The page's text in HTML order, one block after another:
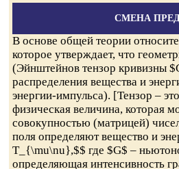
СМЕНА
В основе общей теории
которое утверждает, что
(Эйнштейнов тензор кривизны
распределения вещества и
энергии-импульса). [Тензор –
физическая величина, которая
совокупностью (матрицей)
поля определяют вещество и
T_{\mu\nu},$$ где $G$ –
определяющая интенсивность